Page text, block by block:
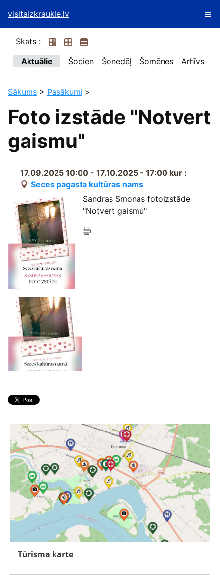
visitaizkraukle.lv
Skats :
Aktuālie
Šodien Šonedēļ Šomēnes Arhīvs
Sākums > Pasākumi >
Foto izstāde "Notvert
gaismu"
17.09.2025 10:00 - 17.10.2025 - 17:00 kur :
Seces pagasta kultūras nams
Sandras Smonas fotoizstāde
"Notvert gaismu"
Tūrisma karte